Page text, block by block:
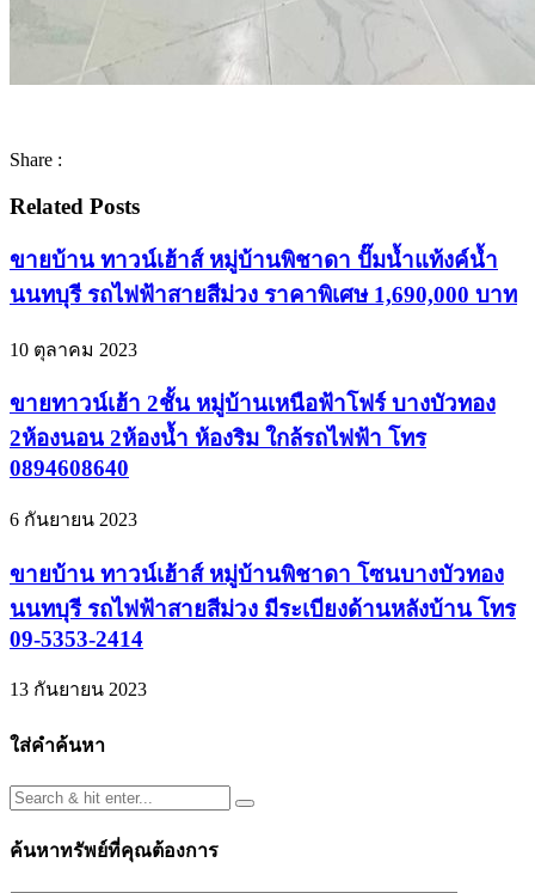
Share :
Related Posts
ขายบ้าน ทาวน์เฮ้าส์ หมู่บ้านพิชาดา ปั๊มน้ำแท้งค์น้ำ
นนทบุรี รถไฟฟ้าสายสีม่วง ราคาพิเศษ 1,690,000 บาท
10 ตุลาคม 2023
ขายทาวน์เฮ้า 2ชั้น หมู่บ้านเหนือฟ้าโฟร์ บางบัวทอง
2ห้องนอน 2ห้องน้ำ ห้องริม ใกล้รถไฟฟ้า โทร
0894608640
6 กันยายน 2023
ขายบ้าน ทาวน์เฮ้าส์ หมู่บ้านพิชาดา โซนบางบัวทอง
นนทบุรี รถไฟฟ้าสายสีม่วง มีระเบียงด้านหลังบ้าน โทร
09-5353-2414
13 กันยายน 2023
ใส่คำค้นหา
ค้นหาทรัพย์ที่คุณต้องการ